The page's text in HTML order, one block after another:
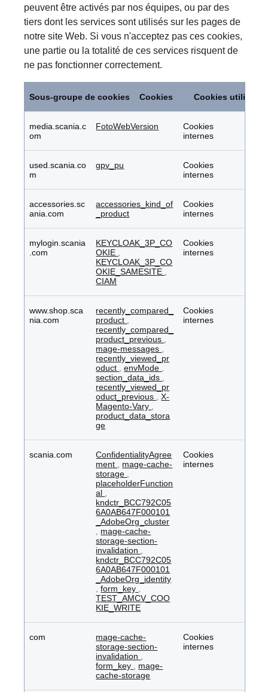
peuvent être activés par nos équipes, ou par des
tiers dont les services sont utilisés sur les pages de
notre site Web. Si vous n'acceptez pas ces cookies,
une partie ou la totalité de ces services risquent de
ne pas fonctionner correctement.
fonctionnalité
Sous-groupe de cookies Cookies Cookies utilisés
media.scania.c
om
FotoWebVersion
Cookies
internes
used.scania.co
m
gpv_pu
Cookies
internes
accessories.sc
ania.com
accessories_kind_of
_product
Cookies
internes
mylogin.scania
.com
KEYCLOAK_3P_CO
OKIE
KEYCLOAK_3P_CO
OKIE_SAMESITE
CIAM
Cookies
internes
www.shop.sca
nia.com
recently_compared_
product
recently_compared_
product_previous
mage-messages
recently_viewed_pr
oduct
,envMode
section_data_ids
recently_viewed_pr
oduct_previous
,X-
Magento-Vary
product_data_stora
ge
Cookies
internes
scania.com
ConfidentialityAgree
ment
mage-cache-
storage
placeholderFunction
al
kndctr_BCC792C05
6A0AB647F000101
_AdobeOrg_cluster
mage-cache-
storage-section-
invalidation
kndctr_BCC792C05
6A0AB647F000101
_AdobeOrg_identity
,form_key
TEST_AMCV_COO
KIE_WRITE
Cookies
internes
com
mage-cache-
storage-section-
invalidation
form_key
mage-
cache-storage
Cookies
internes